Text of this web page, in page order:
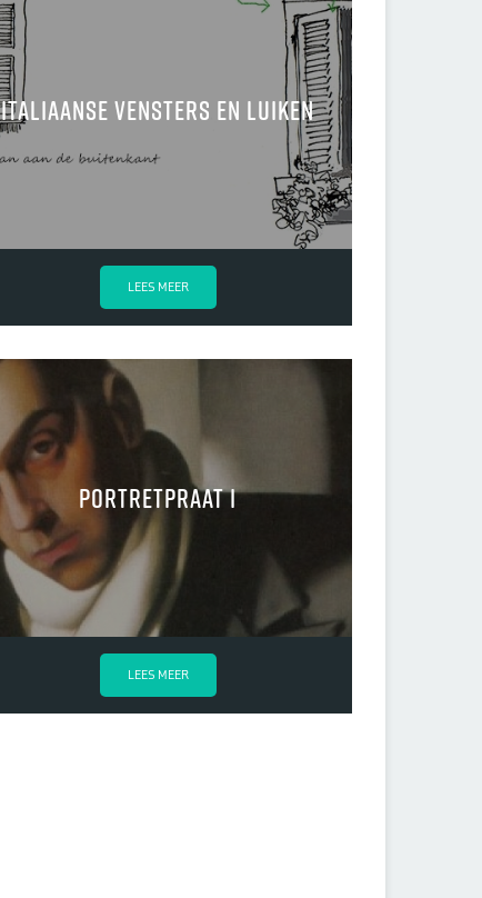
Italiaanse vensters en luiken
LEES MEER
portretpraat I
LEES MEER